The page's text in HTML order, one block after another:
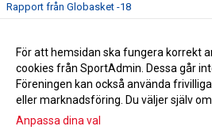
Rapport från Globasket -18
Begränsat registerutdrag för alla ledare
Årets eldsjäl!
För att hemsidan ska fungera korrekt
cookies från SportAdmin. Dessa går
Föreningen kan också använda
eller marknadsföring. Du väljer själv
Anpassa dina val